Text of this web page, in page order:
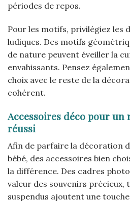
périodes de repos.
Pour les motifs, privilégiez les
ludiques. Des motifs
de nature peuvent éveiller la
envahissants. Pensez
choix avec le reste de la
cohérent.
Accessoires déco pour
réussi
Afin de parfaire la décoration
bébé, des accessoires bien
la différence. Des cadres
valeur des souvenirs précieux,
suspendus ajoutent une